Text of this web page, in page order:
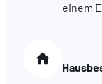
einem